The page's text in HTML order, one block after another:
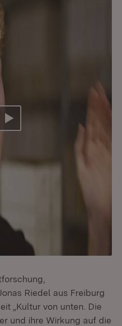
Video abspielen
Riedel aus Freiburg
„Kultur von unten. Die
und ihre Wirkung auf die